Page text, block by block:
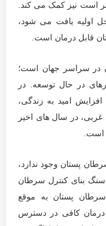
تر است نیز کمک می کند.
اولیه یافت می شود،
قابل درمان است.
در سراسر جهان است؛
در حال توسعه. در
امید به زندگی،
در سال های اخیر
است.
پستان وجود ندارد،
سنگ بنای کنترل سرطان
پستان به موقع
کافی در دسترس